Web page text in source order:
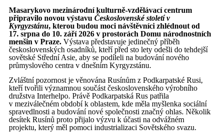
Masarykovo mezinárodní kulturně-vzdělávací centrum
připravilo novou výstavu Československé století v
Kyrgyzstánu, kterou budou moci návštěvníci zhlédnout od
17. srpna do 10. září 2026 v prostorách Domu národnostních
menšin v Praze. Výstava představuje jedinečný příběh
československých osadníků, kteří před sto lety odešli do tehdejší
sovětské Střední Asie, aby se podíleli na budování nového
průmyslového centra v dnešním Kyrgyzstánu.
Zvláštní pozornost je věnována Rusínům z Podkarpatské Rusi,
kteří tvořili významnou součást československého výrobního
družstva Interhelpo. Právě Podkarpatská Rus patřila
v meziválečném období k oblastem, kde měla myšlenka sociální
spravedlnosti a budování nové společnosti značný ohlas. Několik
desítek Rusínů proto přijalo výzvu k účasti na odvážném
projektu, který měl pomoci industrializaci Sovětského svazu.